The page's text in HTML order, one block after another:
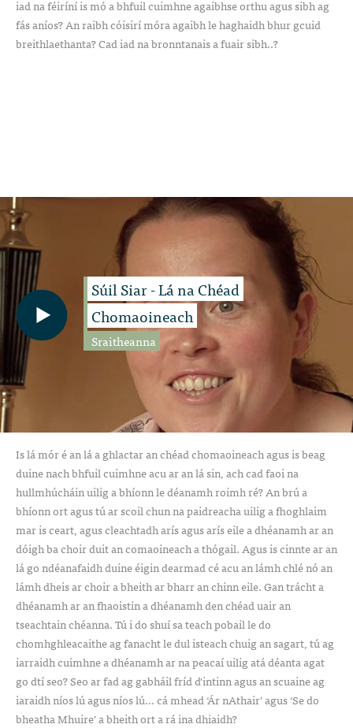
iad na féiríní is mó a bhfuil cuimhne agaibhse orthu agus sibh ag
fás aníos? An raibh cóisirí móra agaibh le haghaidh bhur gcuid
breithlaethanta? Cad iad na bronntanais a fuair sibh..?
Súil Siar - Lá na Chéad
Chomaoineach
Sraitheanna
Is lá mór é an lá a ghlactar an chéad chomaoineach agus is beag
duine nach bhfuil cuimhne acu ar an lá sin, ach cad faoi na
hullmhúcháin uilig a bhíonn le déanamh roimh ré? An brú a
bhíonn ort agus tú ar scoil chun na paidreacha uilig a fhoghlaim
mar is ceart, agus cleachtadh arís agus arís eile a dhéanamh ar an
dóigh ba choir duit an comaoineach a thógail. Agus is cinnte ar an
lá go ndéanafaidh duine éigin dearmad cé acu an lámh chlé nó an
lámh dheis ar choir a bheith ar bharr an chinn eile. Gan trácht a
dhéanamh ar an fhaoistin a dhéanamh den chéad uair an
tseachtain chéanna. Tú i do shuí sa teach pobail le do
chomhghleacaithe ag fanacht le dul isteach chuig an sagart, tú ag
iarraidh cuimhne a dhéanamh ar na peacaí uilig atá déanta agat
go dtí seo? Seo ar fad ag gabháil fríd d'intinn agus an scuaine ag
iaraidh níos lú agus níos lú... cá mhead ‘Ár nAthair’ agus ‘Se do
bheatha Mhuire’ a bheith ort a rá ina dhiaidh?